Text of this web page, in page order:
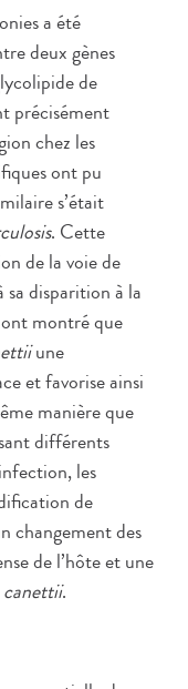
a été
deux gènes
de
précisément
chez les
ont pu
s’était
. Cette
de la voie de
disparition à la
ont montré que
une
et favorise ainsi
manière que
différents
les
de
changement des
de l’hôte et une
.